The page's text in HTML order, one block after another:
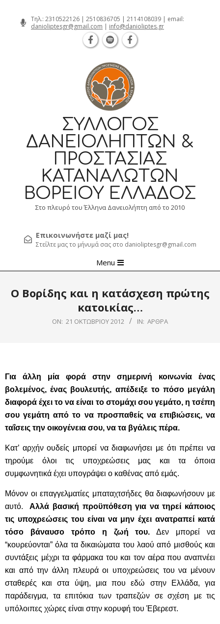
Τηλ.: 2310522126 | 2510836705 | 2114108039 | email:
danioliptesgr@gmail.com | info@danioliptes.gr
ΣΎΛΛΟΓΟΣ
ΔΑΝΕΙΟΛΗΠΤΏΝ &
ΠΡΟΣΤΑΣΊΑΣ
ΚΑΤΑΝΑΛΩΤΏΝ
ΒΟΡΕΊΟΥ ΕΛΛΆΔΟΣ
Στο πλευρό του Έλληνα Δανειολήπτη από το 2010
Επικοινωνήστε μαζί μας!
Στείλτε μας το μήνυμά σας στο danioliptesgr@gmail.com
Navigation
Menu
Ο Βορίδης και η κατάσχεση πρώτης
κατοικίας…
ON: 21 ΟΚΤΩΒΡΊΟΥ 2012 IN: ΆΡΘΡΑ
Για άλλη μία φορά στην σημερινή κοινωνία ένας
βολεμένος, ένας βουλευτής, απέδειξε το πόσο μεγάλη
διαφορά έχει το να είναι το στομάχι σου γεμάτο, η τσέπη
σου γεμάτη από το να προσπαθείς να επιβιώσεις, να
ταΐσεις την οικογένεια σου, να τα βγάλεις πέρα.
Κατ’ αρχήν ουδείς μπορεί να διαφωνήσει με ότι πρέπει να
τηρούμε όλοι τις υποχρεώσεις μας και τα όποια
συμφωνητικά έχει υπογράψει ο καθένας από εμάς.
Μόνον οι επαγγελματίες μπαταχτσήδες θα διαφωνήσουν με
αυτό.Αλλά βασική προϋπόθεση για να τηρεί κάποιος
τις υποχρεώσεις του είναι να μην έχει ανατραπεί κατά
τόσο βάναυσο τρόπο η ζωή του. Δεν μπορεί να
“κουρεύονται” όλα τα δικαιώματα του λαού από μισθούς και
συντάξεις μέχρι τα φάρμακα του και τον αέρα που αναπνέει
και από την άλλη πλευρά οι υποχρεώσεις του να μένουν
σταθερές και στα ύψη, μια που εδώ στην Ελλάδα, για
παράδειγμα, τα επιτόκια των τραπεζών σε σχέση με τις
υπόλοιπες χώρες είναι στην κορυφή του Έβερεστ.